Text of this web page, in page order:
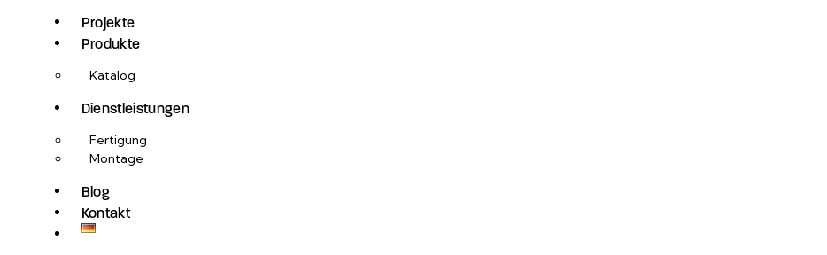
Projekte
Produkte
Katalog
Dienstleistungen
Fertigung
Montage
Blog
Kontakt